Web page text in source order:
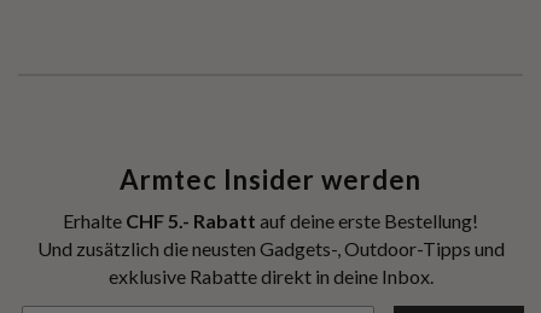
Armtec Insider werden
Erhalte CHF 5.- Rabatt auf deine erste Bestellung!
Und zusätzlich die neusten Gadgets-, Outdoor-Tipps und
exklusive Rabatte direkt in deine Inbox.